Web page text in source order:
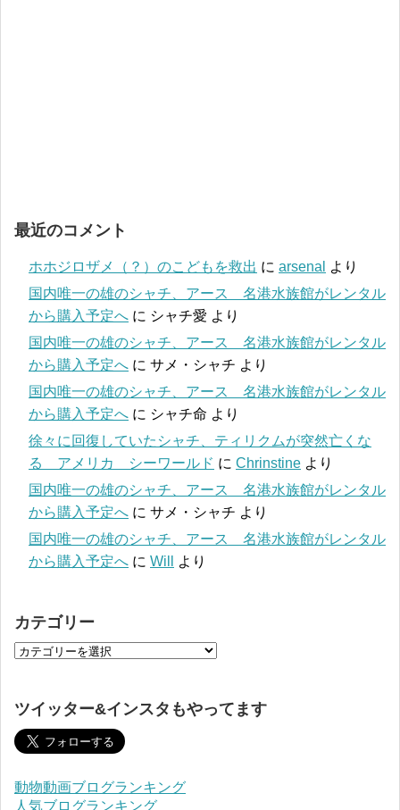
最近のコメント
ホホジロザメ（？）のこどもを救出 に arsenal より
国内唯一の雄のシャチ、アース 名港水族館がレンタル
から購入予定へ に シャチ愛 より
国内唯一の雄のシャチ、アース 名港水族館がレンタル
から購入予定へ に サメ・シャチ より
国内唯一の雄のシャチ、アース 名港水族館がレンタル
から購入予定へ に シャチ命 より
徐々に回復していたシャチ、ティリクムが突然亡くな
る アメリカ シーワールド に Chrinstine より
国内唯一の雄のシャチ、アース 名港水族館がレンタル
から購入予定へ に サメ・シャチ より
国内唯一の雄のシャチ、アース 名港水族館がレンタル
から購入予定へ に Will より
カテゴリー
ツイッター&インスタもやってます
動物動画ブログランキング
人気ブログランキング